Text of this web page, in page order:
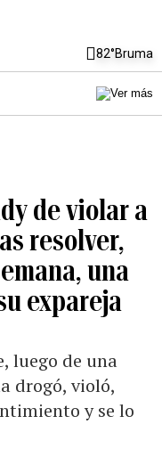
82°Bruma
de violar a
resolver,
una
expareja
luego de una
drogó, violó,
y se lo